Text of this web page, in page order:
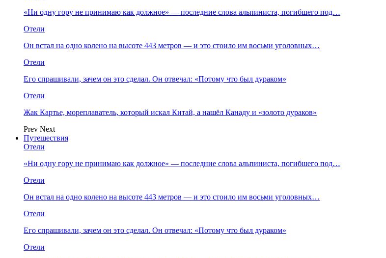
«Ни одну гору не принимаю как должное» — последние слова альпиниста, погибшего под…
Отели
Он встал на одно колено на высоте 443 метров — и это стоило им восьми уголовных…
Отели
Его спрашивали, зачем он это сделал. Он отвечал: «Потому что был дураком»
Отели
Жак Картье, мореплаватель, который искал Китай, а нашёл Канаду и «золото дураков»
Prev Next
Путешествия
Отели
«Ни одну гору не принимаю как должное» — последние слова альпиниста, погибшего под…
Отели
Он встал на одно колено на высоте 443 метров — и это стоило им восьми уголовных…
Отели
Его спрашивали, зачем он это сделал. Он отвечал: «Потому что был дураком»
Отели